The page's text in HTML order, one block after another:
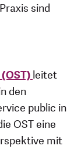
sind
leitet
den
public in
OST eine
mit